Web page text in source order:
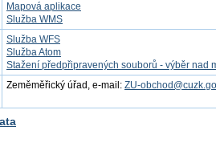
Mapová aplikace
Služba WMS
Služba WFS
Služba Atom
Stažení předpřipravených souborů - výběr nad
Zeměměřický úřad, e-mail: ZU-